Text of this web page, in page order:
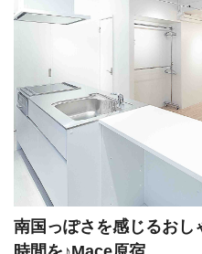
南国っぽさを感じるおし